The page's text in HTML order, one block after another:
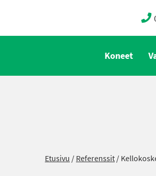
Koneet
Etusivu /Referenssit/